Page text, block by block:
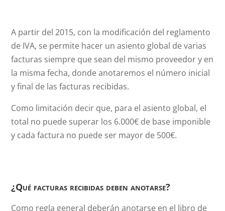
A partir del 2015, con la modificación del reglamento
de IVA, se permite hacer un asiento global de varias
facturas siempre que sean del mismo proveedor y en
la misma fecha, donde anotaremos el número inicial
y final de las facturas recibidas.
Como limitación decir que, para el asiento global, el
total no puede superar los 6.000€ de base imponible
y cada factura no puede ser mayor de 500€.
¿Qué facturas recibidas deben anotarse?
Como regla general deberán anotarse en el libro de